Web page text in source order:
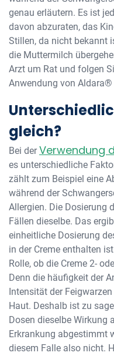
genau erläutern. Es ist
davon abzuraten, das
Stillen, da nicht bekannt
die Muttermilch
Arzt um Rat und folgen
Anwendung von Aldara®
gleich?
Bei derVerwendung
es unterschiedliche
zählt zum Beispiel eine
während der
Allergien. Die Dosierung
Fällen dieselbe. Das
einheitliche Dosierung
in der Creme enthalten
Rolle, ob die Creme 2-
Denn die häufigkeit der
Intensität der
Haut. Deshalb ist zu
Dosen dieselbe Wirkung
Erkrankung abgestimmt
diesem Falle also nicht.